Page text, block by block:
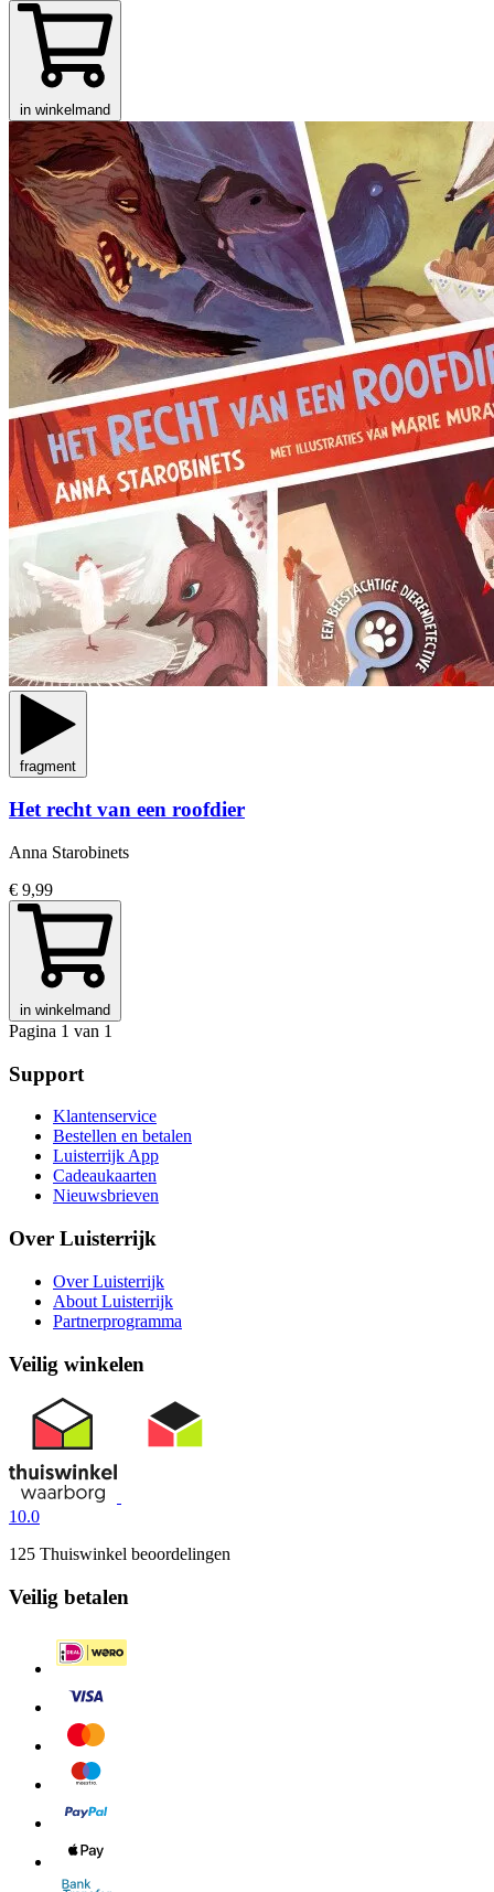
in winkelmand
fragment
Het recht van een roofdier
Anna Starobinets
€ 9,99
in winkelmand
Pagina 1 van 1
Support
Klantenservice
Bestellen en betalen
Luisterrijk App
Cadeaukaarten
Nieuwsbrieven
Over Luisterrijk
Over Luisterrijk
About Luisterrijk
Partnerprogramma
Veilig winkelen
10.0
125 Thuiswinkel beoordelingen
Veilig betalen